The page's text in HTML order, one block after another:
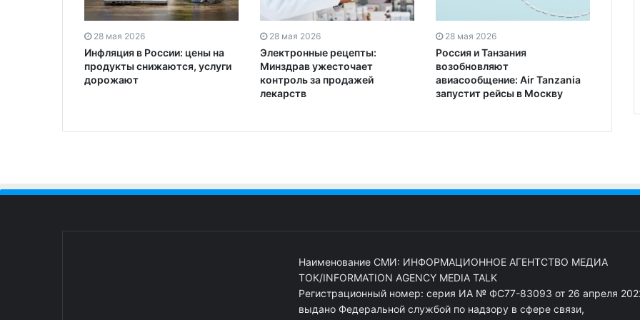
28 мая 2026
Инфляция в России: цены на
продукты снижаются, услуги
дорожают
28 мая 2026
Электронные рецепты:
Минздрав ужесточает
контроль за продажей
лекарств
28 мая 2026
Россия и Танзания
возобновляют
авиасообщение: Air Tanzania
запустит рейсы в Москву
Наименование СМИ: ИНФОРМАЦИОННОЕ АГЕНТСТВО МЕДИА
ТОК/INFORMATION AGENCY MEDIA TALK
Регистрационный номер: серия ИА № ФС77-83093 от 26 апреля
выдано Федеральной службой по надзору в сфере связи,